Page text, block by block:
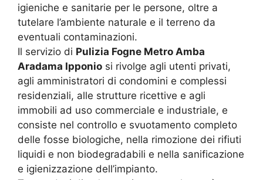
igieniche e sanitarie per le persone, oltre a
tutelare l’ambiente naturale e il terreno da
eventuali contaminazioni.
Il servizio di Pulizia Fogne Metro Amba
Aradama Ipponio si rivolge agli utenti privati,
agli amministratori di condomini e complessi
residenziali, alle strutture ricettive e agli
immobili ad uso commerciale e industriale, e
consiste nel controllo e svuotamento completo
delle fosse biologiche, nella rimozione dei rifiuti
liquidi e non biodegradabili e nella sanificazione
e igienizzazione dell’impianto.